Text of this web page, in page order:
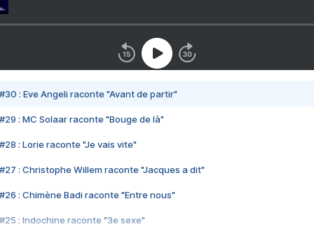
#30 : Eve Angeli raconte "Avant de partir"
#29 : MC Solaar raconte "Bouge de là"
#28 : Lorie raconte "Je vais vite"
#27 : Christophe Willem raconte "Jacques a dit"
#26 : Chimène Badi raconte "Entre nous"
#25 : Indochine raconte "3e sexe"